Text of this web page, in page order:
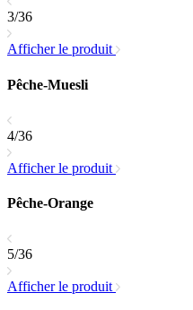
3/36
Afficher le produit
Pêche-Muesli
4/36
Afficher le produit
Pêche-Orange
5/36
Afficher le produit